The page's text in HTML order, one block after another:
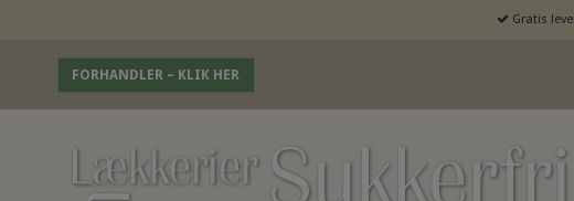
Gratis
FORHANDLER – KLIK HER